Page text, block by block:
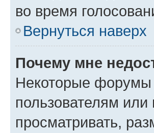
во время
Вернуться наверх
Почему мне
Некоторые форумы
пользователям
просматривать,